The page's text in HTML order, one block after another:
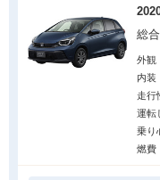
と感じます。購入して
少し走行中の音が大き
ニング出来ないので、
少しかわいそうになり
り頼りなく、バイクの
総
外観
内装
走行
運転
乗り
燃費